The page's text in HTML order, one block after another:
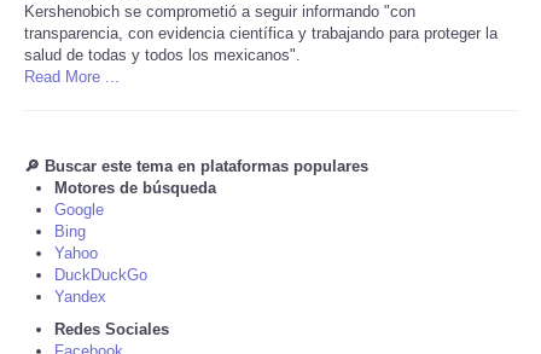
Salud
Tecnologia
CATEGORIES
CARTOONS
CONTACT
Kershenobich se comprometió a seguir informando "con
transparencia, con evidencia científica y trabajando para proteger la
salud de todas y todos los mexicanos".
Read More ...
🔎 Buscar este tema en plataformas populares
Motores de búsqueda
Google
Bing
Yahoo
DuckDuckGo
Yandex
Redes Sociales